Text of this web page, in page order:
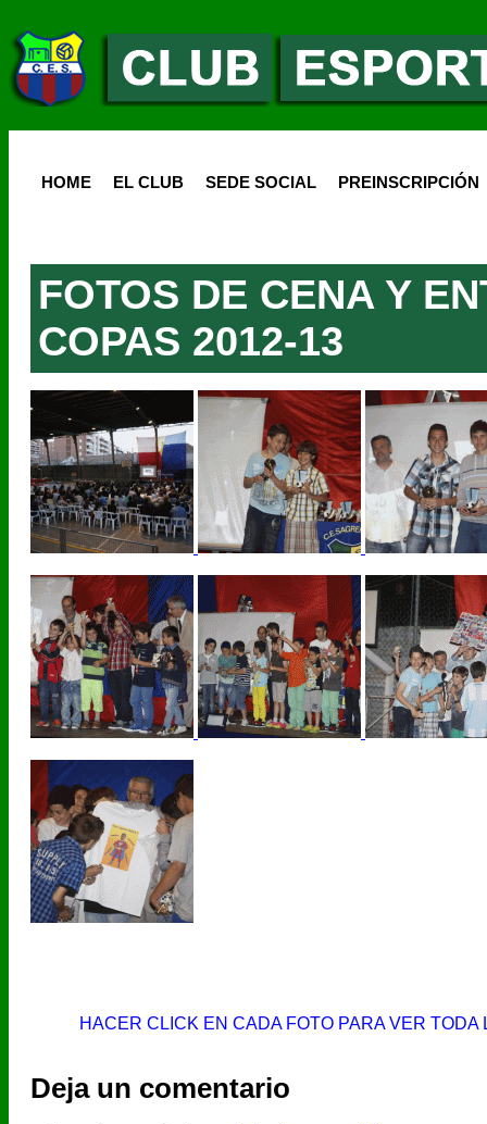
HOME EL CLUB SEDE SOCIAL PREINSCRIPCIÓN
FOTOS DE CENA Y
COPAS 2012-13
HACER CLICK EN CADA FOTO PARA VER TODA
Deja un comentario